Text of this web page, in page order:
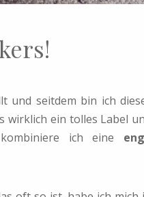
und seitdem bin ich
wirklich ein tolles Label
ich eine